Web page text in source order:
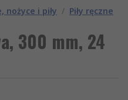
nożyce i piły / Piły ręczne
300 mm, 24